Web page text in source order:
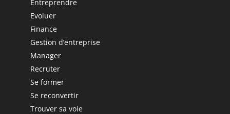
Entreprendre
Evoluer
Finance
Gestion d’entreprise
Manager
Recruter
Se former
Se reconvertir
Trouver sa voie